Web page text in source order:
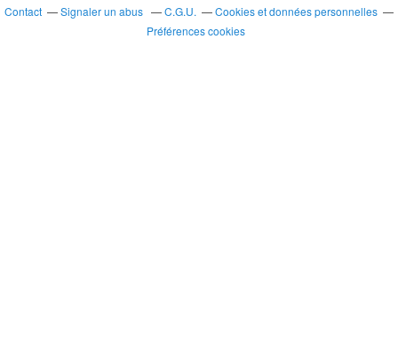
Contact
Signaler un abus C.G.U.
Cookies et données personnelles
Préférences cookies